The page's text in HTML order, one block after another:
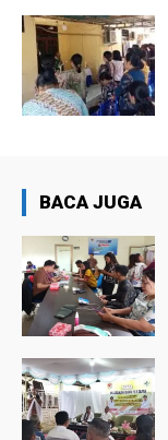
BACA JUGA